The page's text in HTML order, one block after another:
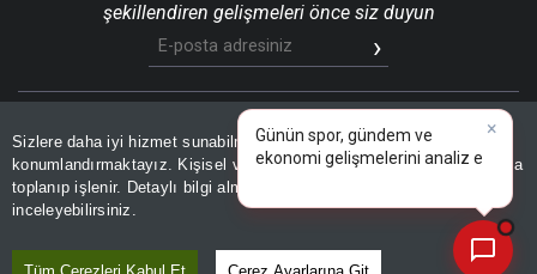
Sizlere daha iyi hizmet sunabilmek adına sitemizdeçerez
konumlandırmaktayız. Kişisel verileriniz, KVKK ve GDPR kapsamında
toplanıp işlenir. Detaylı bilgi almak için
inceleyebilirsiniz.
şekillendiren gelişmeleri önce siz duyun
© 2026 İhlas Medya Grubu. Tüm Hakları Saklıdır
Son DakikaSite Haritası RSSKVKK Aydınlatma Metni
Gizlilik PolitikasıÇerez Politikası
×
Günün spor, gündem ve
ekonomi gelişmelerini analiz